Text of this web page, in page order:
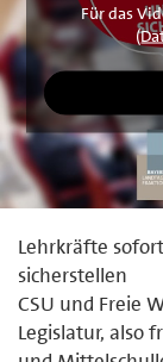
Für das
(
Lehrkräfte
sicherstellen
CSU und Freie
Legislatur, also